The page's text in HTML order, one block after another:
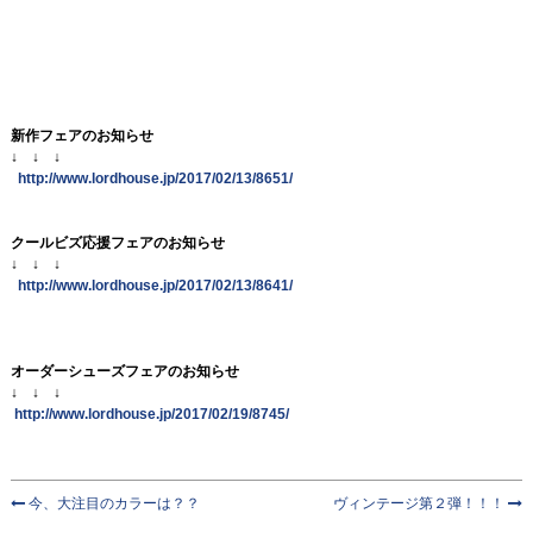
新作フェアのお知らせ
↓ ↓ ↓
http://www.lordhouse.jp/2017/02/13/8651/
クールビズ応援フェアのお知らせ
↓ ↓ ↓
http://www.lordhouse.jp/2017/02/13/8641/
オーダーシューズフェアのお知らせ
↓ ↓ ↓
http://www.lordhouse.jp/2017/02/19/8745/
今、大注目のカラーは？？ ヴィンテージ第２弾！！！